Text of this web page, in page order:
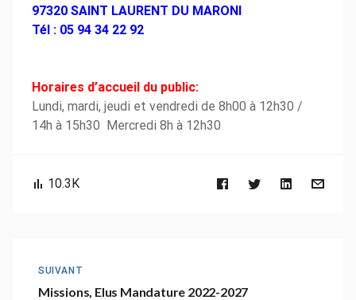
97320 SAINT LAURENT DU MARONI
Tél : 05 94 34 22 92
Horaires d’accueil du public:
Lundi, mardi, jeudi et vendredi de 8h00 à 12h30 /
14h à 15h30 Mercredi 8h à 12h30
10.3K
SUIVANT
Missions, Elus Mandature 2022-2027